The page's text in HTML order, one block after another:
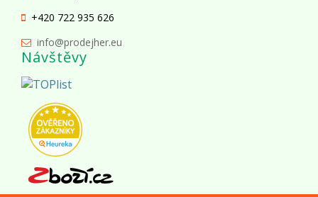
+420 722 935 626
info@prodejher.eu
Návštěvy